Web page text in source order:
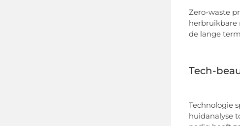
Zero-waste
herbruikbare
de lange
Tech-
Technologie
huidanalyse